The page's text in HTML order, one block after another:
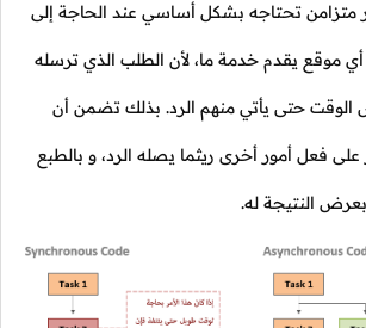
متزامن تحتاجه بشكل أساسي عند الحاجة إلى
موقع يقدم خدمة ما، لأن الطلب الذي ترسله
حتى يأتي منهم الرد. بذلك تضمن أن
فعل أمور أخرى ريثما يصله الرد، و بالطبع
بعرض النتيجة له.